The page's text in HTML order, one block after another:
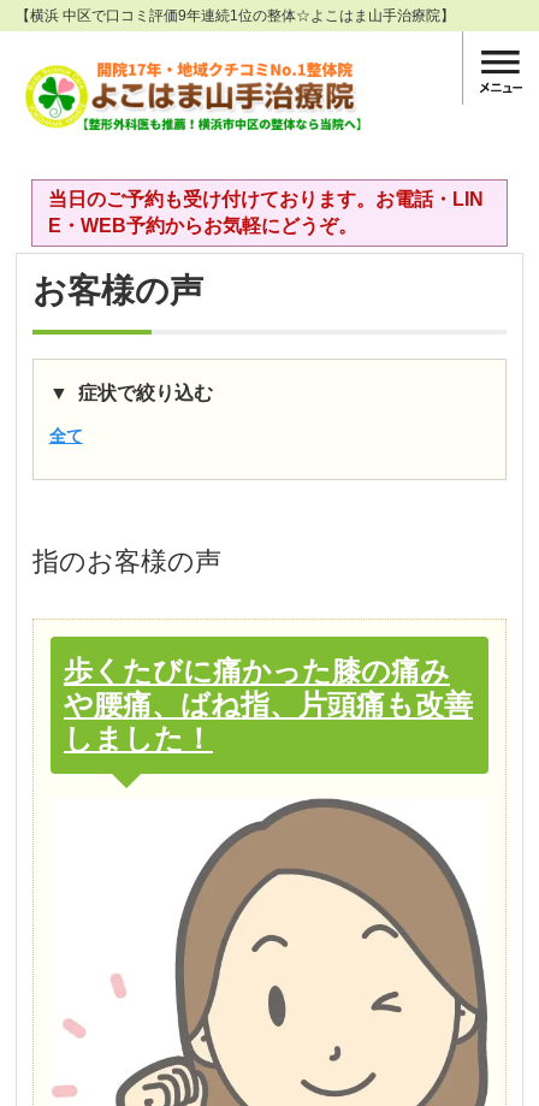
【横浜 中区で口コミ評価9年連続1位の整体☆よこはま山手治療院】
当日のご予約も受け付けております。お電話・LIN
E・WEB予約からお気軽にどうぞ。
お客様の声
症状で絞り込む
全て
指のお客様の声
歩くたびに痛かった膝の痛み
や腰痛、ばね指、片頭痛も改善
しました！